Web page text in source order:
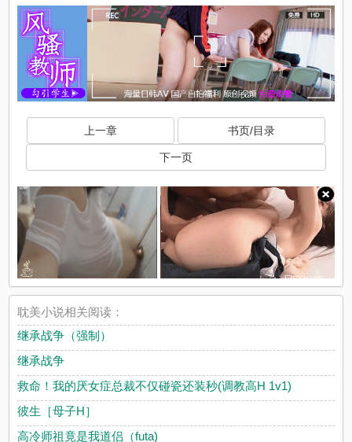
上一章 书页/目录
下一页
耽美小说相关阅读：
继承战争（强制）
继承战争
救命！我的厌女症总裁不仅碰瓷还装秒(调教高H 1v1)
彼生［母子H］
高冷师祖竟是我道侣（futa)